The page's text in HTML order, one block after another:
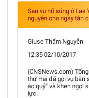
Sau vụ nổ súng ở Las
nguyện cho ngày tàn
Giuse Thẩm Nguyễn
12:35 02/10/2017
(CNSNews.com)
thứ Hai đã gọi vụ bắn
ác quỷ” và khen ngợi
lực.